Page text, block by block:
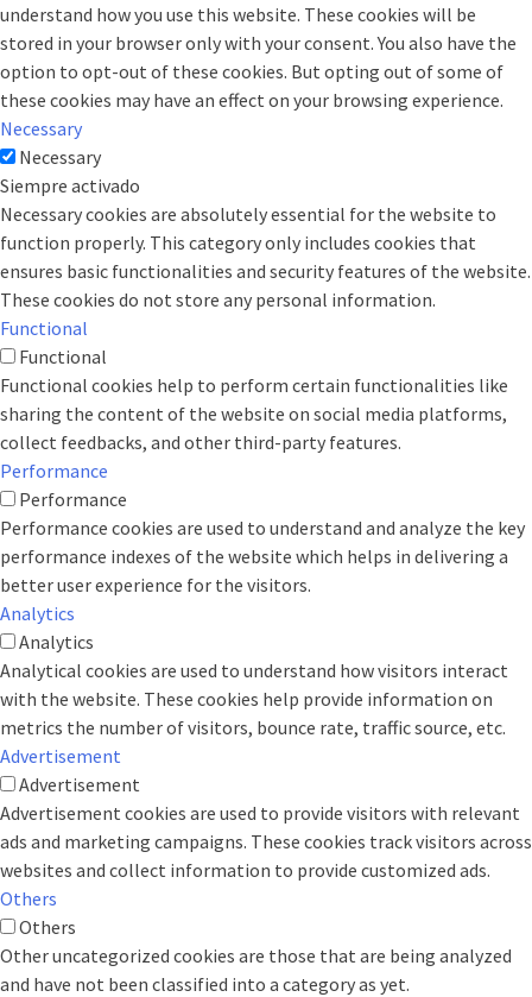
understand how you use this website. These cookies will be
stored in your browser only with your consent. You also have the
option to opt-out of these cookies. But opting out of some of
these cookies may have an effect on your browsing experience.
Necessary
Necessary
Siempre activado
Necessary cookies are absolutely essential for the website to
function properly. This category only includes cookies that
ensures basic functionalities and security features of the website.
These cookies do not store any personal information.
Functional
Functional
Functional cookies help to perform certain functionalities like
sharing the content of the website on social media platforms,
collect feedbacks, and other third-party features.
Performance
Performance
Performance cookies are used to understand and analyze the key
performance indexes of the website which helps in delivering a
better user experience for the visitors.
Analytics
Analytics
Analytical cookies are used to understand how visitors interact
with the website. These cookies help provide information on
metrics the number of visitors, bounce rate, traffic source, etc.
Advertisement
Advertisement
Advertisement cookies are used to provide visitors with relevant
ads and marketing campaigns. These cookies track visitors across
websites and collect information to provide customized ads.
Others
Others
Other uncategorized cookies are those that are being analyzed
and have not been classified into a category as yet.